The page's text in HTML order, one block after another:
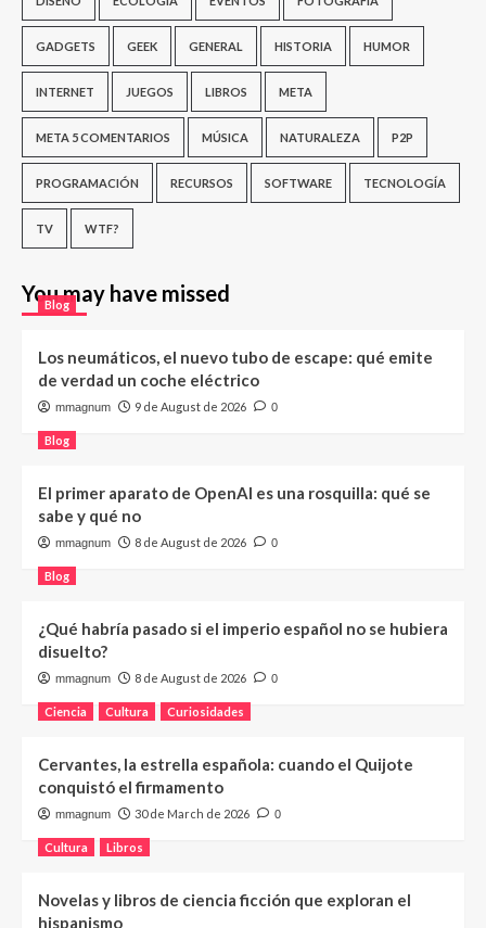
GADGETS GEEK GENERAL HISTORIA HUMOR
INTERNET JUEGOS LIBROS META
META 5 COMENTARIOS MÚSICA NATURALEZA P2P
PROGRAMACIÓN RECURSOS SOFTWARE TECNOLOGÍA
TV WTF?
You may have missed
Blog
Los neumáticos, el nuevo tubo de escape: qué emite
de verdad un coche eléctrico
mmagnum 9 de August de 2026 0
Blog
El primer aparato de OpenAI es una rosquilla: qué se
sabe y qué no
mmagnum 8 de August de 2026 0
Blog
¿Qué habría pasado si el imperio español no se hubiera
disuelto?
mmagnum 8 de August de 2026 0
Ciencia Cultura Curiosidades
Cervantes, la estrella española: cuando el Quijote
conquistó el firmamento
mmagnum 30 de March de 2026 0
Cultura Libros
Novelas y libros de ciencia ficción que exploran el
hispanismo